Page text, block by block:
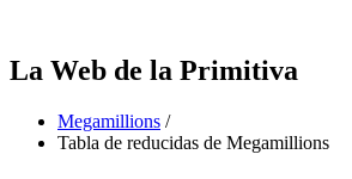
La Web de la Primitiva
Megamillions /
Tabla de reducidas de Megamillions